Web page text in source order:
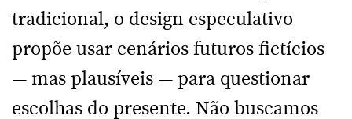
tradicional, o design especulativo
propõe usar cenários futuros fictícios
— mas plausíveis — para questionar
escolhas do presente. Não buscamos